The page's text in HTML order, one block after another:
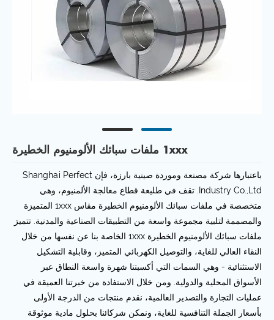
1xxx ملفات سبائك الألومنيوم الخطيرة
باعتبارها شركة مصنعة وموردة صينية بارزة، فإن Shanghai Perfect
Industry Co.,Ltd. تقف في طليعة قطاع معالجة الألمنيوم، وهي
متخصصة في ملفات سبائك الألومنيوم الخطيرة مقاس 1xxx المتميزة
والمصممة لتلبية مجموعة واسعة من التطبيقات الصناعية والمدنية. تتميز
ملفات سبائك الألومنيوم الخطيرة 1xxx الخاصة بنا عن نفسها من خلال
النقاء العالي للغاية، والتوصيل الكهربائي المتميز، وقابلية التشكيل
الاستثنائية - وهي السمات التي أكسبتنا شهرة واسعة النطاق عبر
الأسواق المحلية والدولية. ومن خلال الاستفادة من خبرتنا العميقة في
عمليات التجارة والتصدير العالمية، نقدم منتجات من الدرجة الأولى
بأسعار الجملة التنافسية للغاية، ونمكن شركائنا بحلول مادية موثوقة